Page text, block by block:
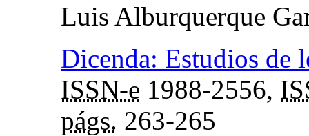
Luis Alburquerque
Dicenda: Estudios de
ISSN-e 1988-2556,
págs. 263-265